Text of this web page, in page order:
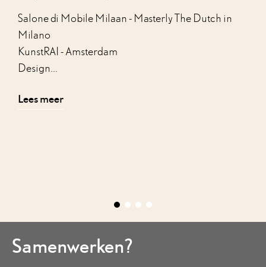
Salone di Mobile Milaan - Masterly The Dutch in
Milano
KunstRAI - Amsterdam
Design...
Lees meer
Samenwerken?